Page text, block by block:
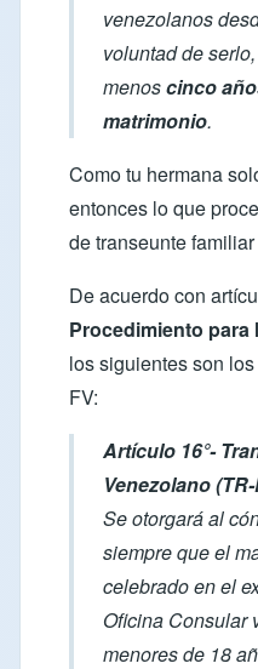
venezolanos
voluntad de
menoscinco
matrimonio.
Como tu hermana
entonces lo que
de transeunte
De acuerdo con
Procedimiento para
los siguientes son
FV:
Artículo 16°-
Venezolano
Se otorgará al
siempre que el
celebrado en el
Oficina Consular
menores de 18